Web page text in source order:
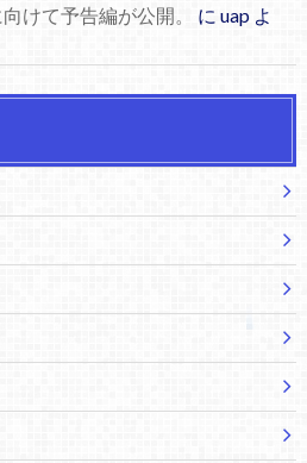
けて予告編が公開。
に uapよ